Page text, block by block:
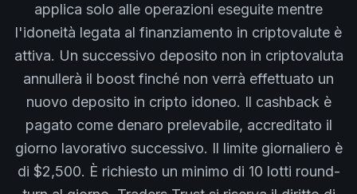
applica solo alle operazioni eseguite mentre
l'idoneità legata al finanziamento in criptovalute è
attiva. Un successivo deposito non in criptovaluta
annullerà il boost finché non verrà effettuato un
nuovo deposito in cripto idoneo. Il cashback è
pagato come denaro prelevabile, accreditato il
giorno lavorativo successivo. Il limite giornaliero è
di $2,500. È richiesto un minimo di 10 lotti round-